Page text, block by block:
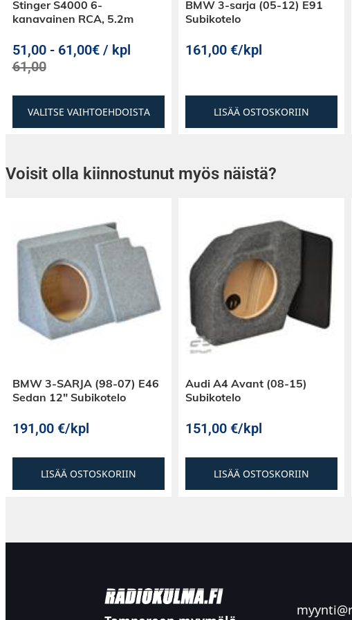
Stinger S4000 6-
kanavainen RCA, 5.2m
51,00- 61,00€ / kpl
61,00
VALITSE VAIHTOEHDOISTA
BMW 3-sarja (05-12) E91
Subikotelo
161,00 €/kpl
LISÄÄ OSTOSKORIIN
Voisit olla kiinnostunut myös näistä?
BMW 3-SARJA (98-07) E46
Sedan 12″ Subikotelo
191,00 €/kpl
LISÄÄ OSTOSKORIIN
Audi A4 Avant (08-15)
Subikotelo
151,00 €/kpl
LISÄÄ OSTOSKORIIN